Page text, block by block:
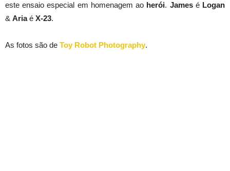
este ensaio especial em homenagem ao herói. Jamesé Logan
& Ariaé X-23.
As fotos são de Toy Robot Photography.